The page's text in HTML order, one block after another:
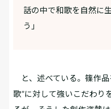
話の中で和歌を自然に
う」
と、述べている。篠作
歌”に対して強いこだわり